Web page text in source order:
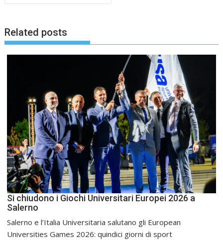
Related posts
Si chiudono i Giochi Universitari Europei 2026 a
Salerno
Salerno e l’Italia Universitaria salutano gli European
Universities Games 2026: quindici giorni di sport